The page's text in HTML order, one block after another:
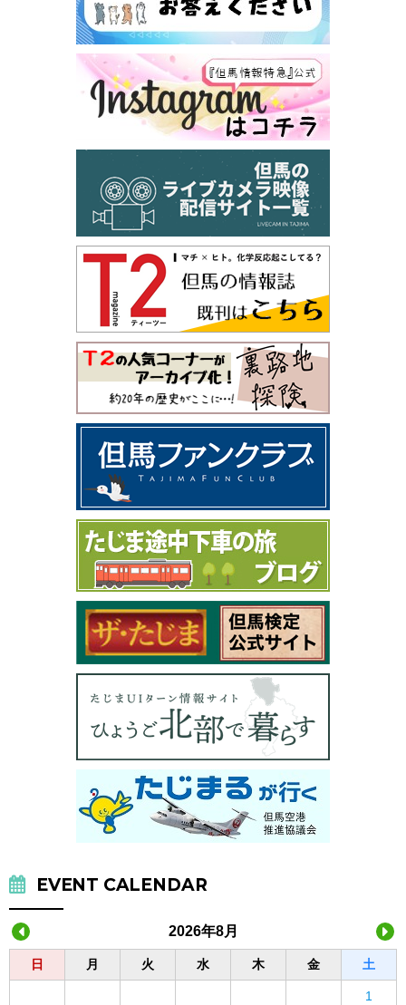
EVENT CALENDAR
2026年8月
日 月 火 水 木 金 土
1